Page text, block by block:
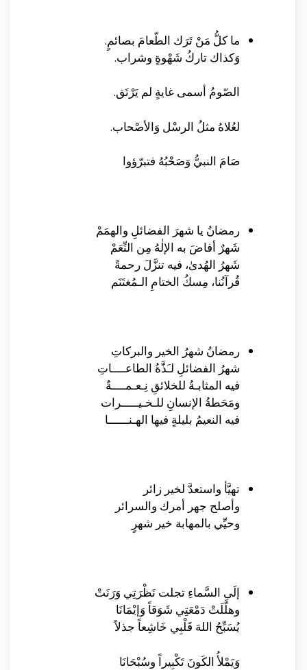
ما كلُّ مَنْ تَرَك الطّعامَ بصائمٍ.
وَكذاك تاركُ شَهْوةٍ وشراب.
الصّومُ أسمى غايةٍ لم يَرْتَق.
لعُلاهُ مثلُ الرسْل وَالأصْحاب.
صَامَ النبيُّ وَصَحْبُهُ فتبرّؤوا
رمضانُ يا شهرَ الفضائلِ والهمَمْ
شَهرٌ أفاضَ به الإلٰهُ مِن النِّعَمْ
شَهرُ الهُدىٰ، فيه تنزَّلَ رحمةً
قُرآنُنا، مِسكُ الختامِ الـمُغتَنَم
رمضانُ شهرُ الخير والبركاتِ
شهرُ الفضائلِ لـَذَّةُ الطاعــــاتِ
فيه المثابـةُ للخلائقِ نِـعـمــــةٌ
ومَحَطةُ الإنسانِ للـخـيـــــرات
فيه النعيمُ بليلةٍ فيها الهـنــــــا
تهيَّأ واستعدَّ لخير زائر
وأصلح جهر أمرك والسرائر
وحيِّي بالمهابة خير شهرٍ
إلَى السَّماءِ تجلت نَظْرَتِي وَرَنَتْ
وهلَّلَتْ دَمْعَتِي شَوَقاً وَإيْمَانَا
يُسَبِّحُ اللهَ قَلْبِي خَاشِعاً جذلاً
وَيَمْلأُ الكَونَ تَكْبِيراً وسُبْحَانَا